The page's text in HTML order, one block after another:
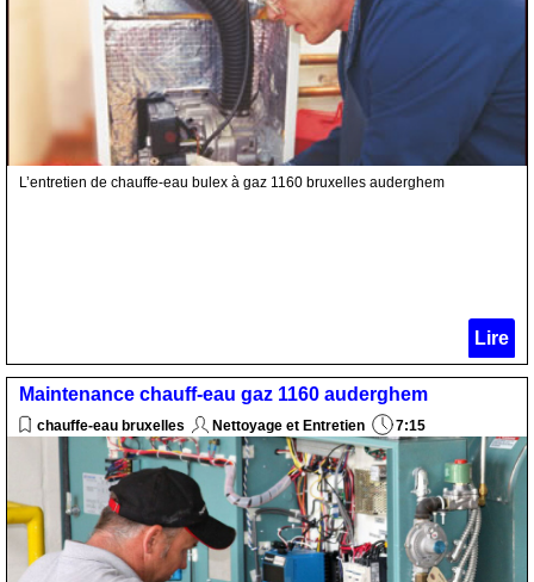
L’entretien de chauffe-eau bulex à gaz 1160 bruxelles auderghem
Lire
Maintenance chauff-eau gaz 1160 auderghem
chauffe-eau bruxelles Nettoyage et Entretien 7:15